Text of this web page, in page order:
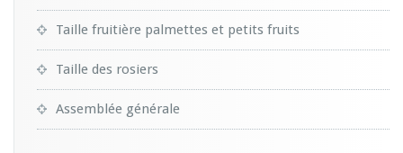
Taille fruitière palmettes et petits fruits
Taille des rosiers
Assemblée générale